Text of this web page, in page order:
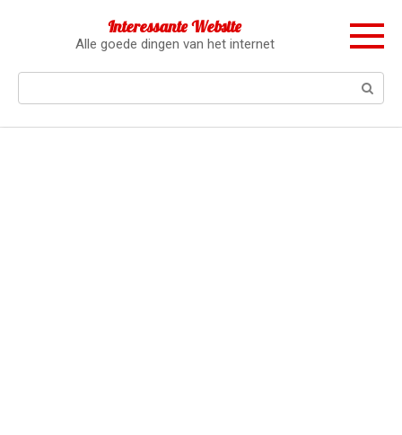
Interessante Website
Alle goede dingen van het internet